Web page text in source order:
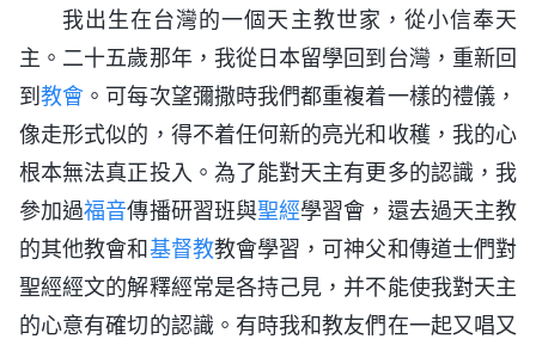
我出生在台灣的一個天主教世家，從小信奉天
主。二十五歲那年，我從日本留學回到台灣，重新回
到教會 。可每次望彌撒時我們都重複着一樣的禮儀，
像走形式似的，得不着任何新的亮光和收穫，我的心
根本無法真正投入。為了能對天主有更多的認識，我
參加過福音傳播研習班與聖經學習會，還去過天主教
的其他教會和基督教教會學習，可神父和傳道士們對
聖經經文的解釋經常是各持己見，并不能使我對天主
的心意有確切的認識。有時我和教友們在一起又唱又